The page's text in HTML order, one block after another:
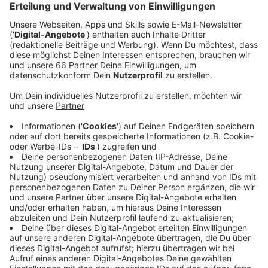
Morgen (1. Juli 2021) aber ändert sich der Name: in
PSD Bank Dome. Die Regionalbank mit Sitz in unserer
unterschrieben. Alle Schilder und Online-Auftritte
der städtischen Veranstaltungs-Tochter D.Live.
Anzeige